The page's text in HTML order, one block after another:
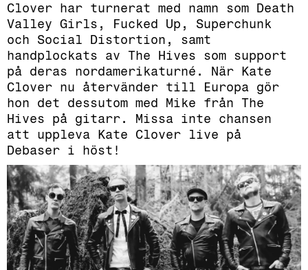
Clover har turnerat med namn som Death
Valley Girls, Fucked Up, Superchunk
och Social Distortion, samt
handplockats av The Hives som support
på deras nordamerikaturné. När Kate
Clover nu återvänder till Europa gör
hon det dessutom med Mike från The
Hives på gitarr. Missa inte chansen
att uppleva Kate Clover live på
Debaser i höst!